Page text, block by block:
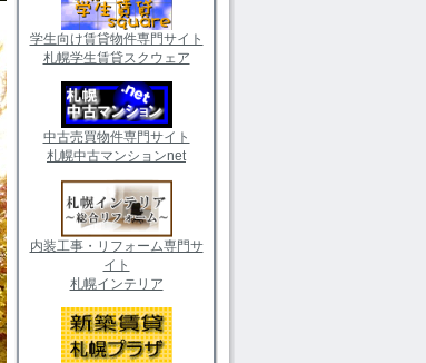
学生向け賃貸物件専門サイト
札幌学生賃貸スクウェア
中古売買物件専門サイト
札幌中古マンションnet
内装工事・リフォーム専門サ
イト
札幌インテリア